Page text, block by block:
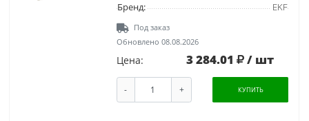
Бренд: EKF
Под заказ
Обновлено 08.08.2026
Цена: 3 284.01 / шт
- + КУПИТЬ